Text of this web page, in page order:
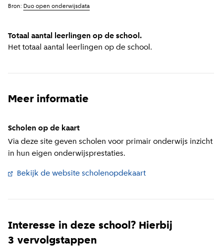
Totaal aantal leerlingen op de school.
Het totaal aantal leerlingen op de school.
Bron: Duo open onderwijsdata
Meer informatie
Scholen op de kaart
Via deze site geven scholen voor primair onderwijs inzicht
in hun eigen onderwijsprestaties.
Bekijk de website scholenopdekaart
Interesse in deze school? Hierbij
3 vervolgstappen